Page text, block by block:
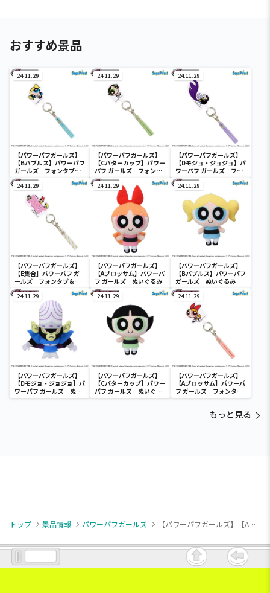
おすすめ景品
24.11.29
【パワーパフガールズ】
【Bバブルス】パワーパフ
ガールズ フォンタブ＆
ショルダーストラップ
24.11.29
【パワーパフガールズ】
【Cバターカップ】パワー
パフ ガールズ フォンタ
ブ＆ショルダーストラッ
プ
24.11.29
【パワーパフガールズ】
【Dモジョ・ジョジョ】パ
ワーパフ ガールズ フォ
ンタブ＆ショルダースト
ラップ
24.11.29
【パワーパフガールズ】
【E集合】パワーパフ ガ
ールズ フォンタブ＆シ
ョルダーストラップ
24.11.29
【パワーパフガールズ】
【Aブロッサム】パワーパ
フ ガールズ ぬいぐるみ
24.11.29
【パワーパフガールズ】
【Bバブルス】パワーパフ
ガールズ ぬいぐるみ
24.11.29
【パワーパフガールズ】
【Dモジョ・ジョジョ】パ
ワーパフ ガールズ ぬい
ぐるみ
24.11.29
【パワーパフガールズ】
【Cバターカップ】パワー
パフ ガールズ ぬいぐる
み
24.11.29
【パワーパフガールズ】
【Aブロッサム】パワーパ
フ ガールズ フォンタブ
＆ショルダーストラップ
もっと見る
トップ 景品情報 パワーパフガールズ 【パワーパフガールズ】【Aチャコール】パワーパフガールズ スウェットパーカー